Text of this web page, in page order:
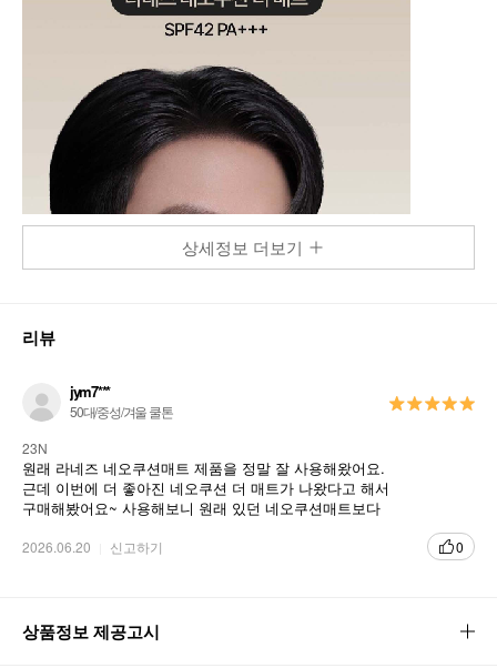
상세정보 더보기
리뷰
jym7***
50대/중성/겨울 쿨톤
23N
원래 라네즈 네오쿠션매트 제품을 정말 잘 사용해왔어요.
근데 이번에 더 좋아진 네오쿠션 더 매트가 나왔다고 해서
구매해봤어요~ 사용해보니 원래 있던 네오쿠션매트보다
2026.06.20 신고하기 0
상품정보 제공고시